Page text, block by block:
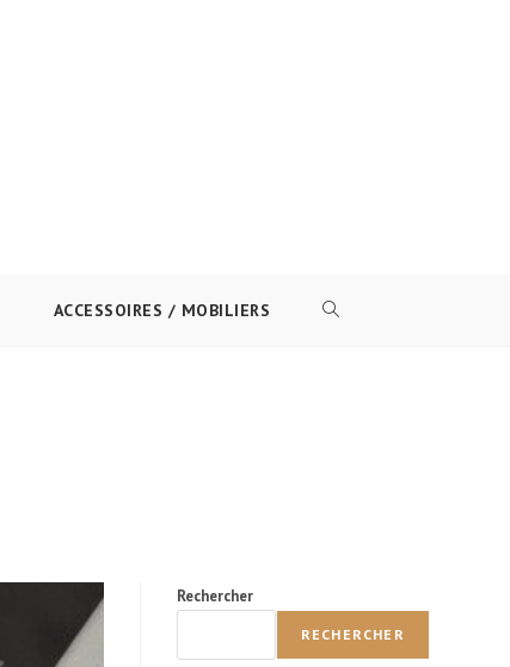
ACCESSOIRES / MOBILIERS TOGGLE
Rechercher
RECHERCHER